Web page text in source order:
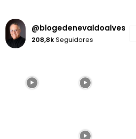
@blogedenevaldoalves
208,8kSeguidores